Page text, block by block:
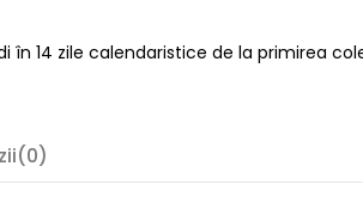
în 14 zile calendaristice de la primirea